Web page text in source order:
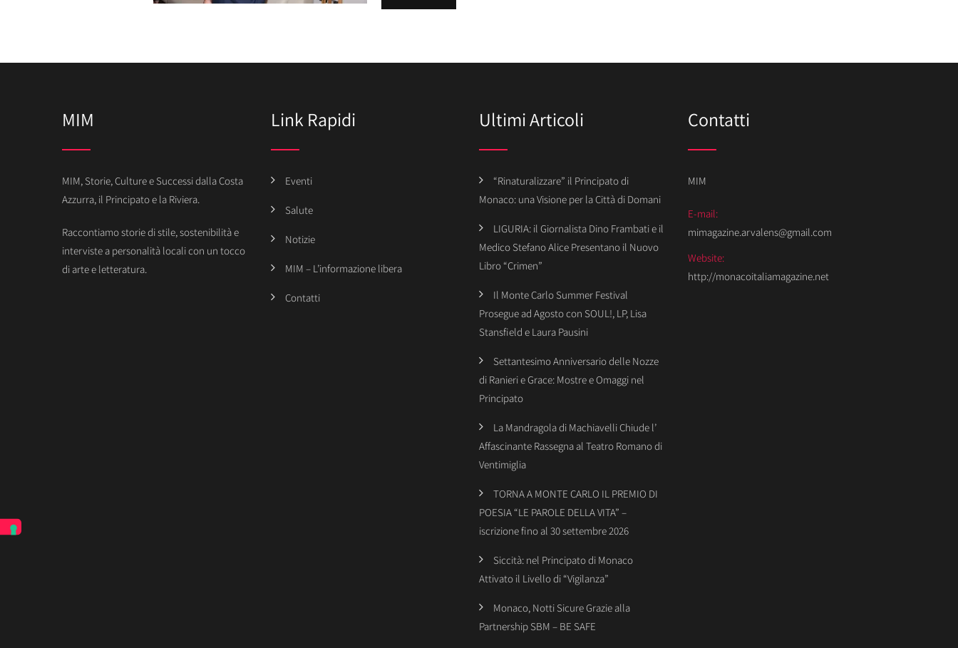
MIM
MIM, Storie, Culture e Successi dalla Costa
Azzurra, il Principato e la Riviera.
Raccontiamo storie di stile, sostenibilità e
interviste a personalità locali con un tocco
di arte e letteratura.
Link Rapidi
Eventi
Salute
Notizie
MIM – L’informazione libera
Contatti
Ultimi Articoli
“Rinaturalizzare” il Principato di
Monaco: una Visione per la Città di Domani
LIGURIA: il Giornalista Dino Frambati e il
Medico Stefano Alice Presentano il Nuovo
Libro “Crimen”
Il Monte Carlo Summer Festival
Prosegue ad Agosto con SOUL!, LP, Lisa
Stansfield e Laura Pausini
Settantesimo Anniversario delle Nozze
di Ranieri e Grace: Mostre e Omaggi nel
Principato
La Mandragola di Machiavelli Chiude l’
Affascinante Rassegna al Teatro Romano di
Ventimiglia
TORNA A MONTE CARLO IL PREMIO DI
POESIA “LE PAROLE DELLA VITA” –
iscrizione fino al 30 settembre 2026
Siccità: nel Principato di Monaco
Attivato il Livello di “Vigilanza”
Monaco, Notti Sicure Grazie alla
Partnership SBM – BE SAFE
Contatti
MIM
E-mail:
mimagazine.arvalens@gmail.com
Website:
http://monacoitaliamagazine.net